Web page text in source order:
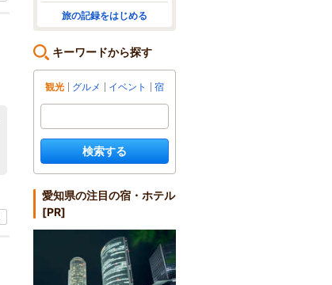
旅の記録をはじめる
キーワードから探す
観光 グルメ イベント 宿
検索する
愛知県の注目の宿・ホテル
[PR]